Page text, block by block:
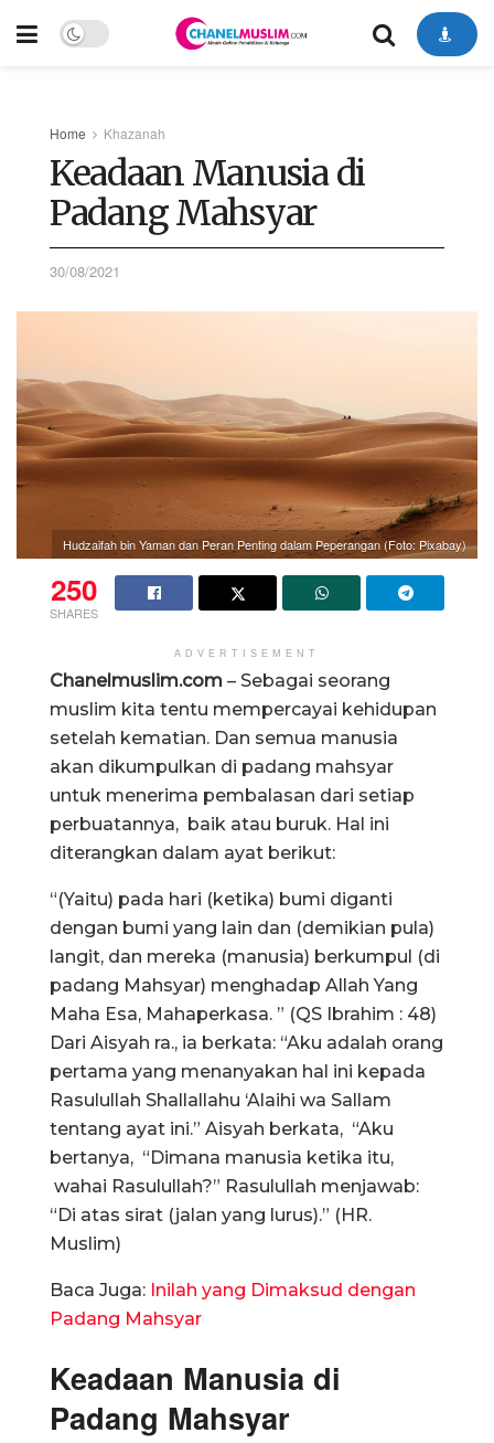
Home Khazanah
Keadaan Manusia di
Padang Mahsyar
30/08/2021
Hudzaifah bin Yaman dan Peran Penting dalam Peperangan (Foto: Pixabay)
250
SHARES
ADVERTISEMENT
Chanelmuslim.com – Sebagai seorang
muslim kita tentu mempercayai kehidupan
setelah kematian. Dan semua manusia
akan dikumpulkan di padang mahsyar
untuk menerima pembalasan dari setiap
perbuatannya, baik atau buruk. Hal ini
diterangkan dalam ayat berikut:
“(Yaitu) pada hari (ketika) bumi diganti
dengan bumi yang lain dan (demikian pula)
langit, dan mereka (manusia) berkumpul (di
padang Mahsyar) menghadap Allah Yang
Maha Esa, Mahaperkasa. ” (QS Ibrahim : 48)
Dari Aisyah ra., ia berkata: “Aku adalah orang
pertama yang menanyakan hal ini kepada
Rasulullah Shallallahu ‘Alaihi wa Sallam
tentang ayat ini.” Aisyah berkata, “Aku
bertanya, “Dimana manusia ketika itu,
wahai Rasulullah?” Rasulullah menjawab:
“Di atas sirat (jalan yang lurus).” (HR.
Muslim)
Baca Juga: Inilah yang Dimaksud dengan
Padang Mahsyar
Keadaan Manusia di
Padang Mahsyar